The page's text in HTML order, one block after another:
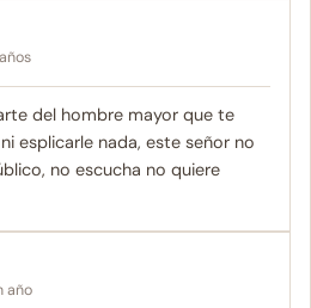
del hombre mayor que te
esplicarle nada, este señor no
no escucha no quiere
año